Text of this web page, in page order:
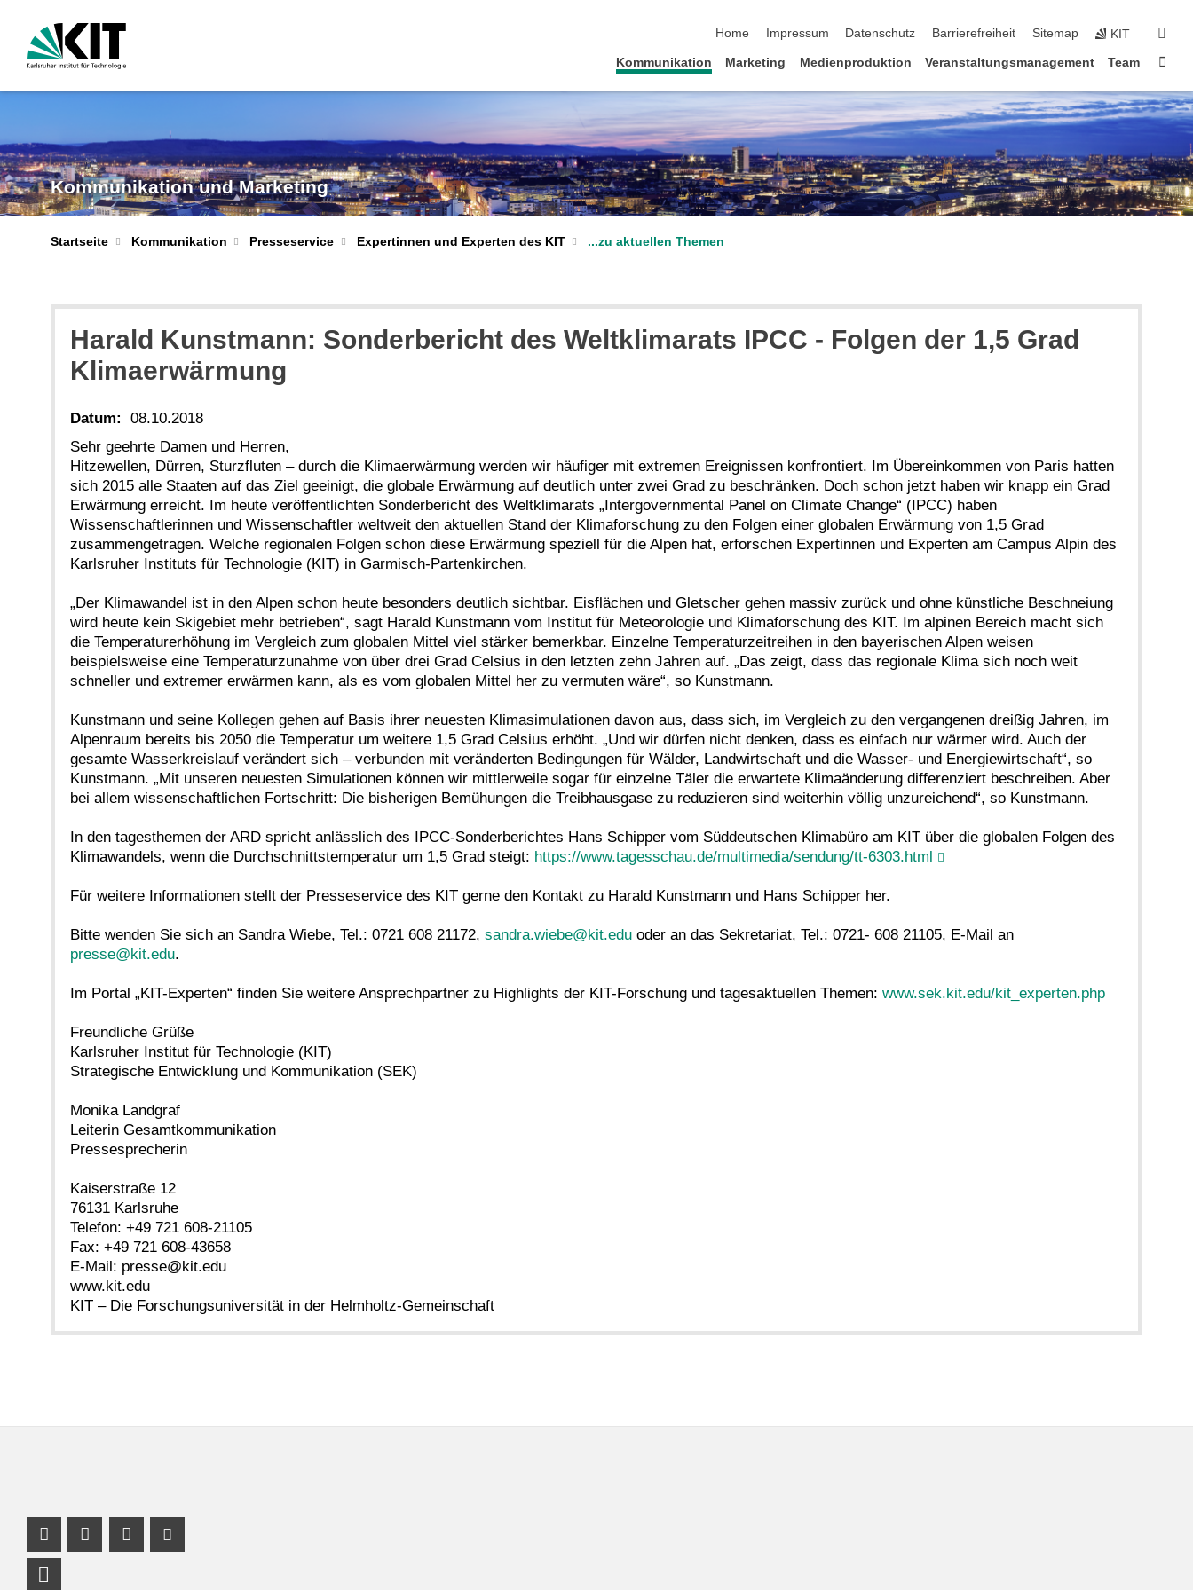
Home
Impressum Datenschutz Barrierefreiheit Sitemap KIT
Kommunikation Marketing Medienproduktion Veranstaltungsmanagement Team
Kommunikation und Marketing
Startseite Kommunikation Presseservice Expertinnen und Experten des KIT ...zu aktuellen Themen
Harald Kunstmann: Sonderbericht des Weltklimarats IPCC - Folgen der 1,5 Grad
Klimaerwärmung
Datum:
08.10.2018
Sehr geehrte Damen und Herren,
Hitzewellen, Dürren, Sturzfluten – durch die Klimaerwärmung werden wir häufiger mit extremen Ereignissen konfrontiert. Im Übereinkommen von Paris hatten
sich 2015 alle Staaten auf das Ziel geeinigt, die globale Erwärmung auf deutlich unter zwei Grad zu beschränken. Doch schon jetzt haben wir knapp ein Grad
Erwärmung erreicht. Im heute veröffentlichten Sonderbericht des Weltklimarats „Intergovernmental Panel on Climate Change“ (IPCC) haben
Wissenschaftlerinnen und Wissenschaftler weltweit den aktuellen Stand der Klimaforschung zu den Folgen einer globalen Erwärmung von 1,5 Grad
zusammengetragen. Welche regionalen Folgen schon diese Erwärmung speziell für die Alpen hat, erforschen Expertinnen und Experten am Campus Alpin des
Karlsruher Instituts für Technologie (KIT) in Garmisch-Partenkirchen.
„Der Klimawandel ist in den Alpen schon heute besonders deutlich sichtbar. Eisflächen und Gletscher gehen massiv zurück und ohne künstliche Beschneiung
wird heute kein Skigebiet mehr betrieben“, sagt Harald Kunstmann vom Institut für Meteorologie und Klimaforschung des KIT. Im alpinen Bereich macht sich
die Temperaturerhöhung im Vergleich zum globalen Mittel viel stärker bemerkbar. Einzelne Temperaturzeitreihen in den bayerischen Alpen weisen
beispielsweise eine Temperaturzunahme von über drei Grad Celsius in den letzten zehn Jahren auf. „Das zeigt, dass das regionale Klima sich noch weit
schneller und extremer erwärmen kann, als es vom globalen Mittel her zu vermuten wäre“, so Kunstmann.
Kunstmann und seine Kollegen gehen auf Basis ihrer neuesten Klimasimulationen davon aus, dass sich, im Vergleich zu den vergangenen dreißig Jahren, im
Alpenraum bereits bis 2050 die Temperatur um weitere 1,5 Grad Celsius erhöht. „Und wir dürfen nicht denken, dass es einfach nur wärmer wird. Auch der
gesamte Wasserkreislauf verändert sich – verbunden mit veränderten Bedingungen für Wälder, Landwirtschaft und die Wasser- und Energiewirtschaft“, so
Kunstmann. „Mit unseren neuesten Simulationen können wir mittlerweile sogar für einzelne Täler die erwartete Klimaänderung differenziert beschreiben. Aber
bei allem wissenschaftlichen Fortschritt: Die bisherigen Bemühungen die Treibhausgase zu reduzieren sind weiterhin völlig unzureichend“, so Kunstmann.
In den tagesthemen der ARD spricht anlässlich des IPCC-Sonderberichtes Hans Schipper vom Süddeutschen Klimabüro am KIT über die globalen Folgen des
Klimawandels, wenn die Durchschnittstemperatur um 1,5 Grad steigt: https://www.tagesschau.de/multimedia/sendung/tt-6303.html
Für weitere Informationen stellt der Presseservice des KIT gerne den Kontakt zu Harald Kunstmann und Hans Schipper her.
Bitte wenden Sie sich an Sandra Wiebe, Tel.: 0721 608 21172, sandra.wiebe@kit.edu oder an das Sekretariat, Tel.: 0721- 608 21105, E-Mail an
presse@kit.edu.
Im Portal „KIT-Experten“ finden Sie weitere Ansprechpartner zu Highlights der KIT-Forschung und tagesaktuellen Themen: www.sek.kit.edu/kit_experten.php
Freundliche Grüße
Karlsruher Institut für Technologie (KIT)
Strategische Entwicklung und Kommunikation (SEK)
Monika Landgraf
Leiterin Gesamtkommunikation
Pressesprecherin
Kaiserstraße 12
76131 Karlsruhe
Telefon: +49 721 608-21105
Fax: +49 721 608-43658
E-Mail: presse@kit.edu
www.kit.edu
KIT – Die Forschungsuniversität in der Helmholtz-Gemeinschaft
Facebook Profil
Instagram Profil
Profil Mastodon
Youtube Profil